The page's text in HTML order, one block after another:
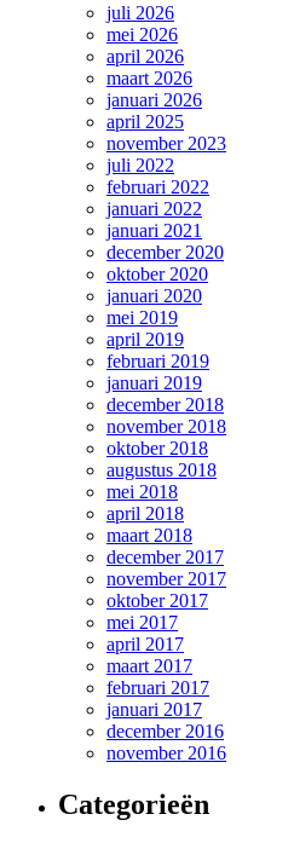
juli 2026
mei 2026
april 2026
maart 2026
januari 2026
april 2025
november 2023
juli 2022
februari 2022
januari 2022
januari 2021
december 2020
oktober 2020
januari 2020
mei 2019
april 2019
februari 2019
januari 2019
december 2018
november 2018
oktober 2018
augustus 2018
mei 2018
april 2018
maart 2018
december 2017
november 2017
oktober 2017
mei 2017
april 2017
maart 2017
februari 2017
januari 2017
december 2016
november 2016
Categorieën